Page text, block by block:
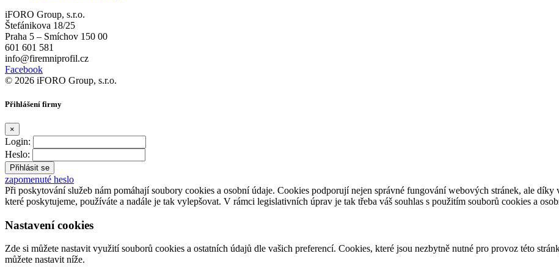
iFORO Group, s.r.o.
Štefánikova 18/25
Praha 5 – Smíchov 150 00
601 601 581
info@firemniprofil.cz
Facebook
© 2026 iFORO Group, s.r.o.
Přihlášení firmy
×
Login:
Heslo:
zapomenuté heslo
Při poskytování služeb nám pomáhají soubory cookies a osobní údaje. Cookies podporují nejen správné fungování webových stránek, ale díky
které poskytujeme, používáte a nadále je tak vylepšovat. V rámci legislativních úprav je tak třeba váš souhlas s použitím souborů cookies a
Nastavení cookies
Zde si můžete nastavit využití souborů cookies a ostatních údajů dle vašich preferencí. Cookies, které jsou nezbytně nutné pro provoz této
můžete nastavit níže.